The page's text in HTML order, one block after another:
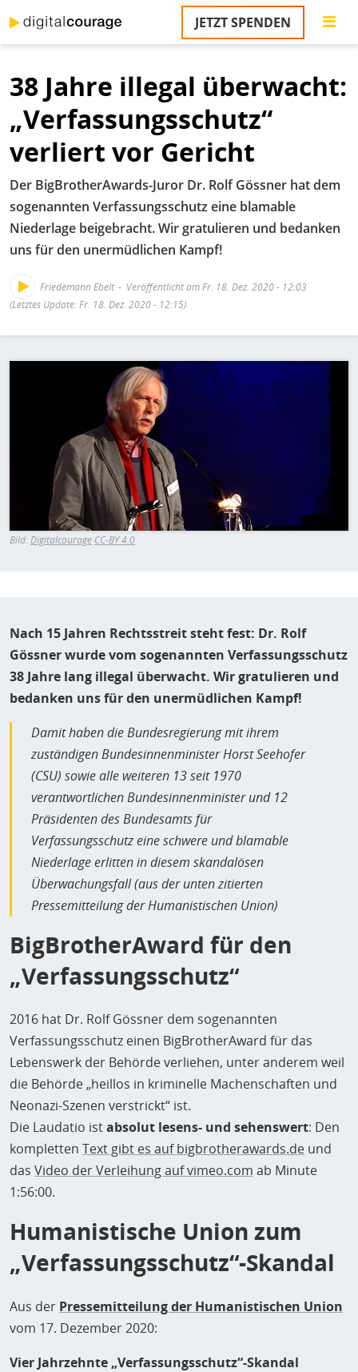
zum
Inhalt
JETZT SPENDEN
38 Jahre illegal überwacht:
„Verfassungsschutz“
verliert vor Gericht
Der BigBrotherAwards-Juror Dr. Rolf Gössner hat dem
sogenannten Verfassungsschutz eine blamable
Niederlage beigebracht. Wir gratulieren und bedanken
uns für den unermüdlichen Kampf!
Friedemann Ebelt
Veröffentlicht am Fr. 18. Dez. 2020 - 12:03
(Letztes Update: Fr. 18. Dez. 2020 - 12:15)
Bild
Bild:Digitalcourage CC-BY 4.0
Nach 15 Jahren Rechtsstreit steht fest: Dr. Rolf
Gössner wurde vom sogenannten Verfassungsschutz
38 Jahre lang illegal überwacht. Wir gratulieren und
bedanken uns für den unermüdlichen Kampf!
Damit haben die Bundesregierung mit ihrem
zuständigen Bundesinnenminister Horst Seehofer
(CSU) sowie alle weiteren 13 seit 1970
verantwortlichen Bundesinnenminister und 12
Präsidenten des Bundesamts für
Verfassungsschutz eine schwere und blamable
Niederlage erlitten in diesem skandalösen
Überwachungsfall (aus der unten zitierten
Pressemitteilung der Humanistischen Union)
BigBrotherAward für den
„Verfassungsschutz“
2016 hat Dr. Rolf Gössner dem sogenannten
Verfassungsschutz einen BigBrotherAward für das
Lebenswerk der Behörde verliehen, unter anderem weil
die Behörde „heillos in kriminelle Machenschaften und
Neonazi-Szenen verstrickt“ ist.
Die Laudatio istabsolut lesens- und sehenswert: Den
kompletten Text gibt es auf bigbrotherawards.de und
das Video der Verleihung auf vimeo.com ab Minute
1:56:00.
Humanistische Union zum
„Verfassungsschutz“-Skandal
Aus der Pressemitteilung der Humanistischen Union
vom 17. Dezember 2020:
Vier Jahrzehnte „Verfassungsschutz“-Skandal